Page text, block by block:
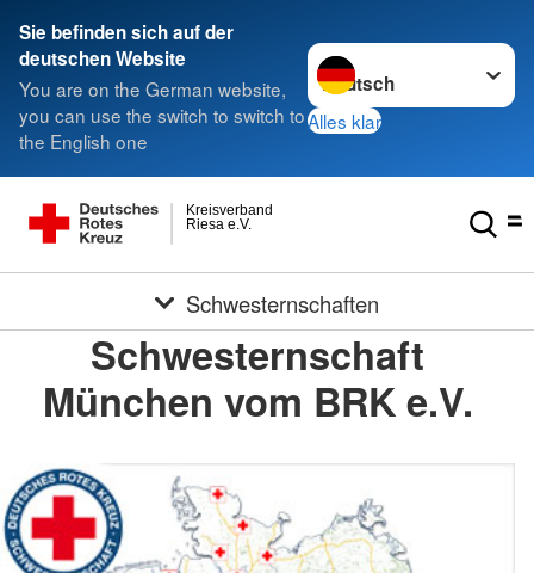
Sie befinden sich auf der
deutschen Website
You are on the German website,
you can use the switch to switch to
the English one
Sprache wechseln zu
Alles klar
Riesa e.V.
Kreisverband
Schwesternschaften
Schwesternschaft
München vom BRK e.V.